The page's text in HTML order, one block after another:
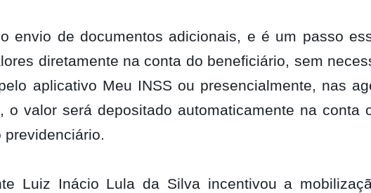
envio de documentos adicionais, e é um passo
diretamente na conta do beneficiário, sem
aplicativo Meu INSS ou presencialmente, nas
o valor será depositado automaticamente na conta
Luiz Inácio Lula da Silva incentivou a
Congresso Nacional
trabalhos nesta